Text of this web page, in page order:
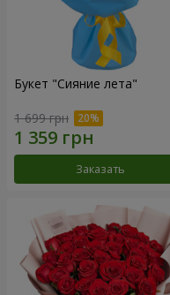
Букет "Сияние лета"
1 699 грн
Заказать